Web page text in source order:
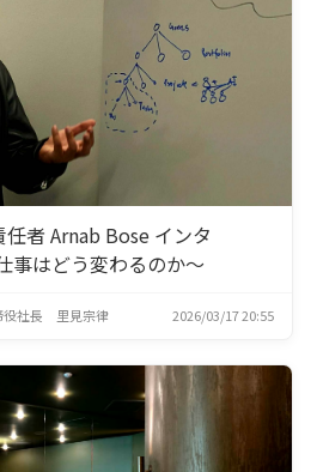
任者 Arnab Bose インタ
はどう変わるのか～
役社長 里見宗律 2026/03/17 20:55